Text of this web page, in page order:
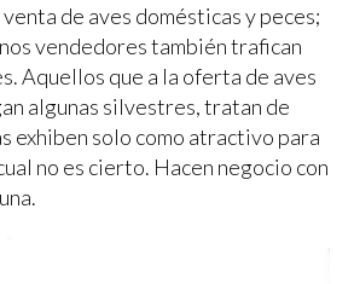
de aves domésticas y peces;
vendedores también trafican
Aquellos que a la oferta de aves
algunas silvestres, tratan de
exhiben solo como atractivo para
no es cierto. Hacen negocio con